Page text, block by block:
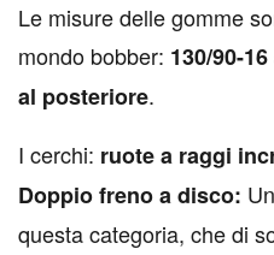
Le misure delle gomme
mondo bobber: 130/90-
al posteriore.
I cerchi: ruote a raggi
Doppio freno a disco:
questa categoria, che di